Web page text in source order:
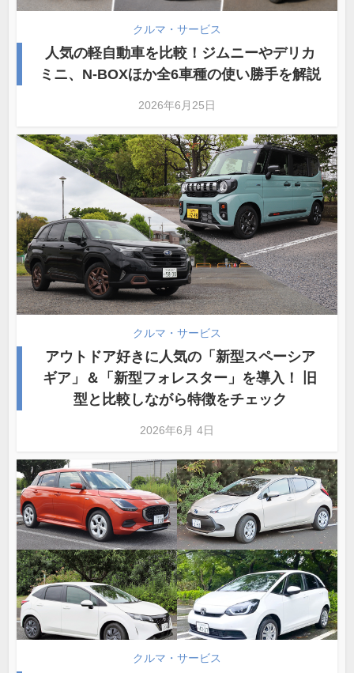
クルマ・サービス
人気の軽自動車を比較！ジムニーやデリカ
ミニ、N-BOXほか全6車種の使い勝手を解説
2026年6月25日
クルマ・サービス
アウトドア好きに人気の「新型スペーシア
ギア」＆「新型フォレスター」を導入！ 旧
型と比較しながら特徴をチェック
2026年6月 4日
クルマ・サービス